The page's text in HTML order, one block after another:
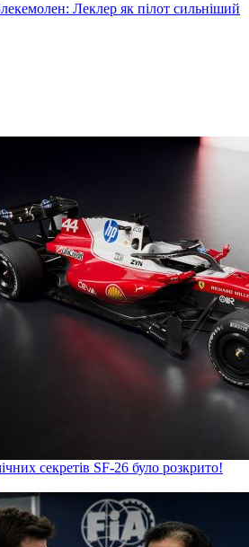
Леклер як пілот сильніший
секретів SF-26 було розкрито!